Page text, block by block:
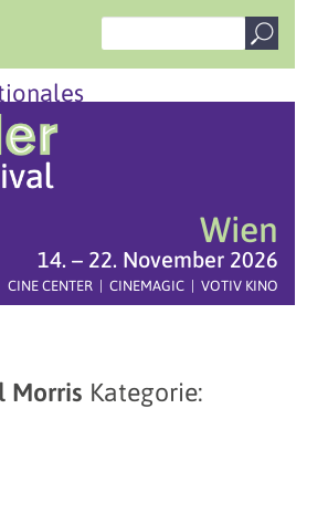
Wien
14. – 22. November 2026
CINE CENTER | CINEMAGIC | VOTIV KINO
Morris Kategorie: